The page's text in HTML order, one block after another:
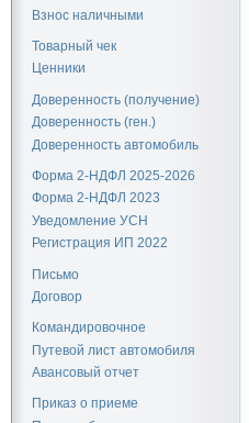
Взнос наличными
Товарный чек
Ценники
Доверенность (получение)
Доверенность (ген.)
Доверенность автомобиль
Форма 2-НДФЛ 2025-2026
Форма 2-НДФЛ 2023
Уведомление УСН
Регистрация ИП 2022
Письмо
Договор
Командировочное
Путевой лист автомобиля
Авансовый отчет
Приказ о приеме